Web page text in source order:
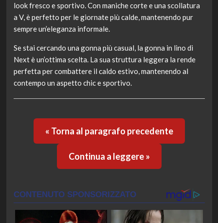
look fresco e sportivo. Con maniche corte e una scollatura
a V, è perfetto per le giornate più calde, mantenendo pur
sempre un’eleganza informale.
Se stai cercando una gonna più casual, la gonna in lino di
Next è un’ottima scelta. La sua struttura leggera la rende
perfetta per combattere il caldo estivo, mantenendo al
contempo un aspetto chic e sportivo.
« Torna al paragrafo precedente
Continua a leggere »